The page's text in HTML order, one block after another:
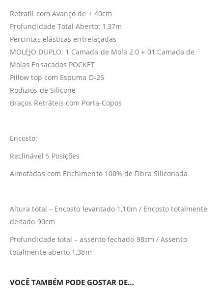
Retratil com Avanço de + 40cm
Profundidade Total Aberto: 1,37m
Percintas elásticas entrelaçadas
MOLEJO DUPLO: 1 Camada de Mola 2.0 + 01 Camada de
Molas Ensacadas POCKET
Pillow top com Espuma D-26
Rodizios de Silicone
Braços Retráteis com Porta-Copos
Encosto:
Reclinável 5 Posições
Almofadas com Enchimento 100% de Fibra Siliconada
Altura total – Encosto levantado 1,10m / Encosto totalmente
deitado 90cm
Profundidade total – assento fechado 98cm / Assento
totalmente aberto 1,38m
VOCÊ TAMBÉM PODE GOSTAR DE…